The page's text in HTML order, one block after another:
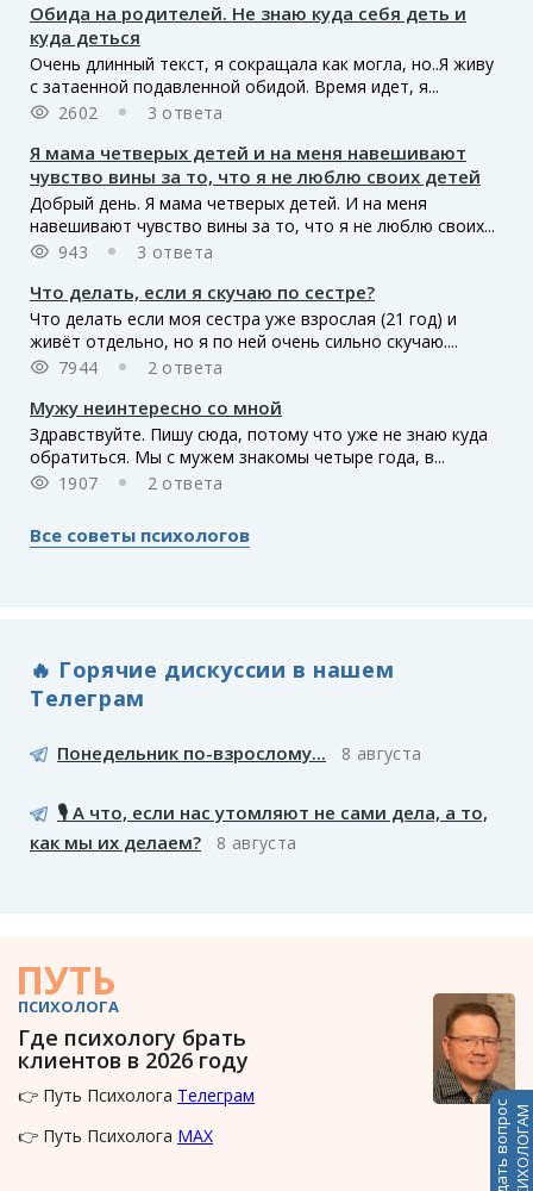
Обида на родителей. Не знаю куда себя деть и
куда деться
Очень длинный текст, я сокращала как могла, но..Я живу
с затаенной подавленной обидой. Время идет, я...
2602
3 ответа
Я мама четверых детей и на меня навешивают
чувство вины за то, что я не люблю своих детей
Добрый день. Я мама четверых детей. И на меня
навешивают чувство вины за то, что я не люблю своих...
943
3 ответа
Что делать, если я скучаю по сестре?
Что делать если моя сестра уже взрослая (21 год) и
живёт отдельно, но я по ней очень сильно скучаю....
7944
2 ответа
Мужу неинтересно со мной
Здравствуйте. Пишу сюда, потому что уже не знаю куда
обратиться. Мы с мужем знакомы четыре года, в...
1907
2 ответа
Все советы психологов
🔥 Горячие дискуссии в нашем
Телеграм
Понедельник по-взрослому... 8 августа
🎙️ А что, если нас утомляют не сами дела, а то,
как мы их делаем?
8 августа
ПУТЬ
ПСИХОЛОГА
Где психологу брать
клиентов в 2026 году
👉 Путь Психолога Телеграм
👉 Путь Психолога MAX Задать вопросПСИХОЛОГАМ